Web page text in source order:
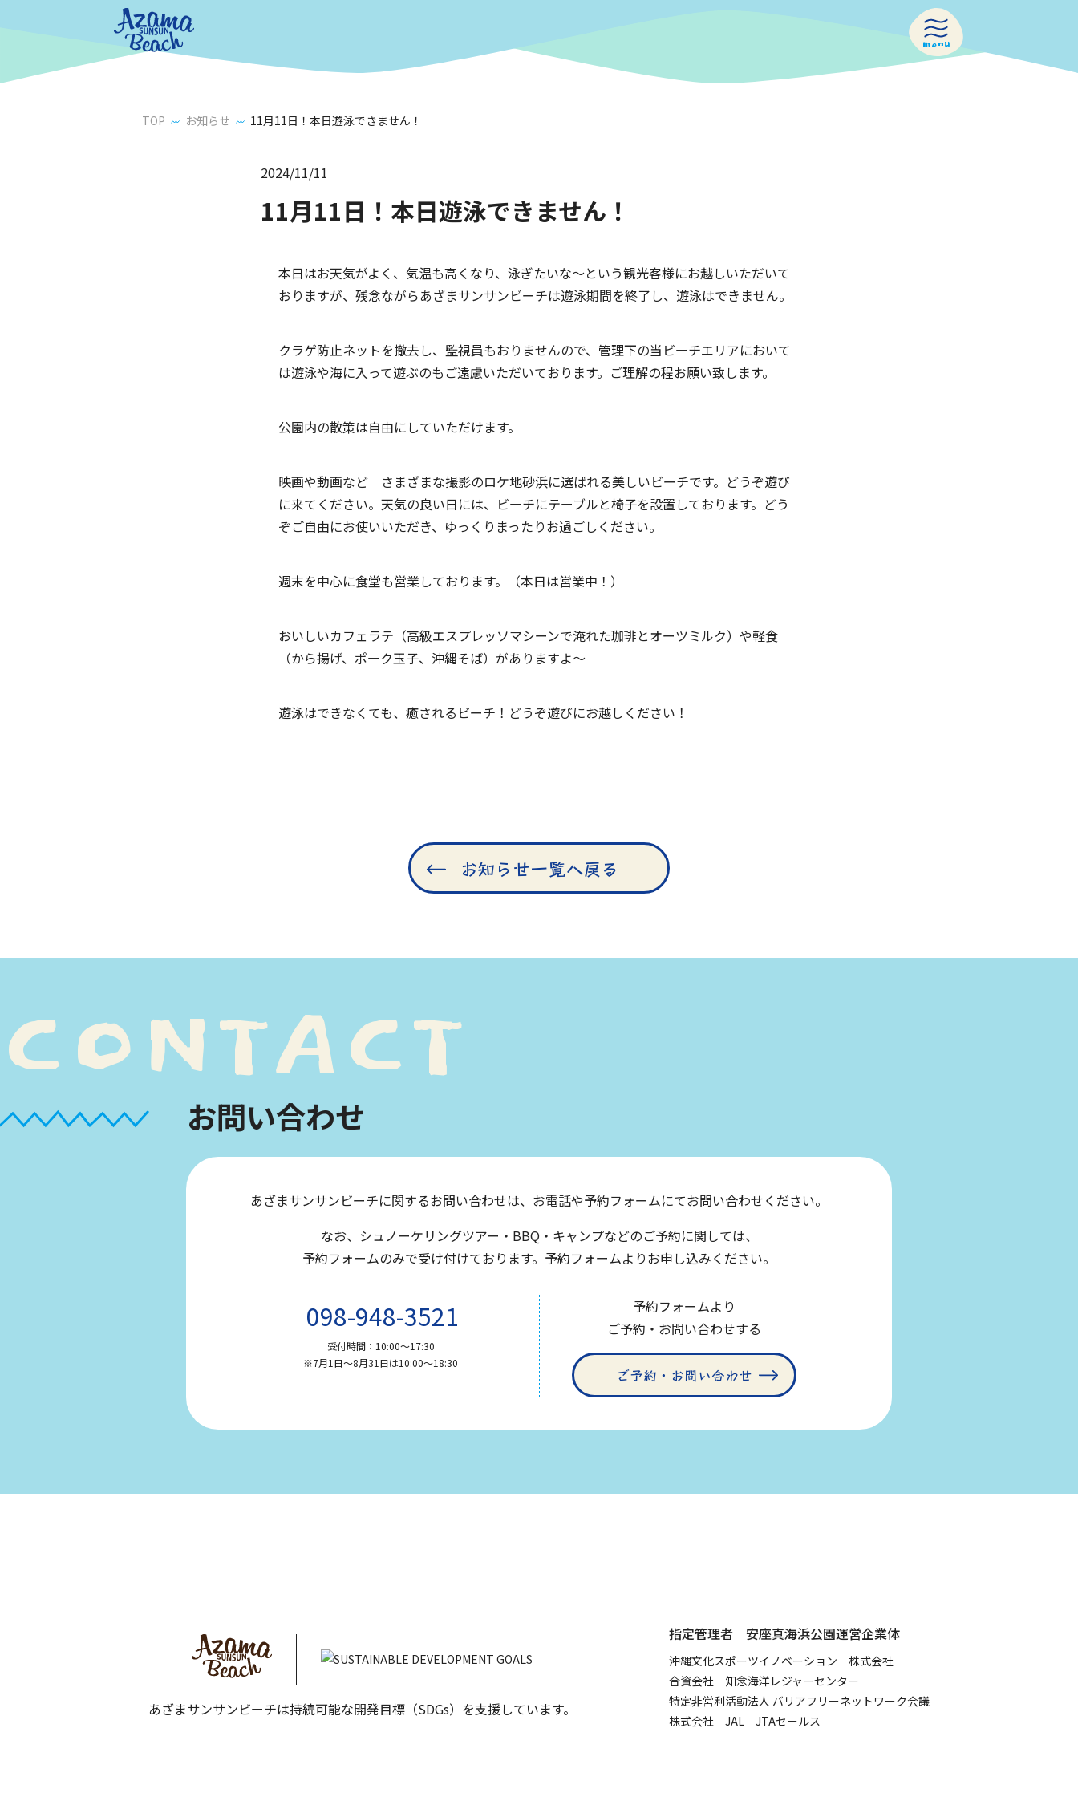
menu
TOP お知らせ 11月11日！本日遊泳できません！
2024/11/11
11月11日！本日遊泳できません！
本日はお天気がよく、気温も高くなり、泳ぎたいな～という観光客様にお越しいただいて
おりますが、残念ながらあざまサンサンビーチは遊泳期間を終了し、遊泳はできません。
クラゲ防止ネットを撤去し、監視員もおりませんので、管理下の当ビーチエリアにおいて
は遊泳や海に入って遊ぶのもご遠慮いただいております。ご理解の程お願い致します。
公園内の散策は自由にしていただけます。
映画や動画など さまざまな撮影のロケ地砂浜に選ばれる美しいビーチです。どうぞ遊び
に来てください。天気の良い日には、ビーチにテーブルと椅子を設置しております。どう
ぞご自由にお使いいただき、ゆっくりまったりお過ごしください。
週末を中心に食堂も営業しております。（本日は営業中！）
おいしいカフェラテ（高級エスプレッソマシーンで淹れた珈琲とオーツミルク）や軽食
（から揚げ、ポーク玉子、沖縄そば）がありますよ～
遊泳はできなくても、癒されるビーチ！どうぞ遊びにお越しください！
お知らせ一覧へ戻る
CONTACT
お問い合わせ
あざまサンサンビーチに関するお問い合わせは、お電話や予約フォームにてお問い合わせください。
なお、シュノーケリングツアー・BBQ・キャンプなどのご予約に関しては、
予約フォームのみで受け付けております。 予約フォームよりお申し込みください。
098-948-3521
受付時間：10:00〜17:30
※7月1日～8月31日は10:00〜18:30
予約フォームより
ご予約・お問い合わせする
ご予約・お問い合わせ
あざまサンサンビーチは持続可能な開発目標（SDGs）を支援しています。
指定管理者 安座真海浜公園運営企業体
沖縄文化スポーツイノベーション 株式会社
合資会社 知念海洋レジャーセンター
特定非営利活動法人 バリアフリーネットワーク会議
株式会社 JAL JTAセールス